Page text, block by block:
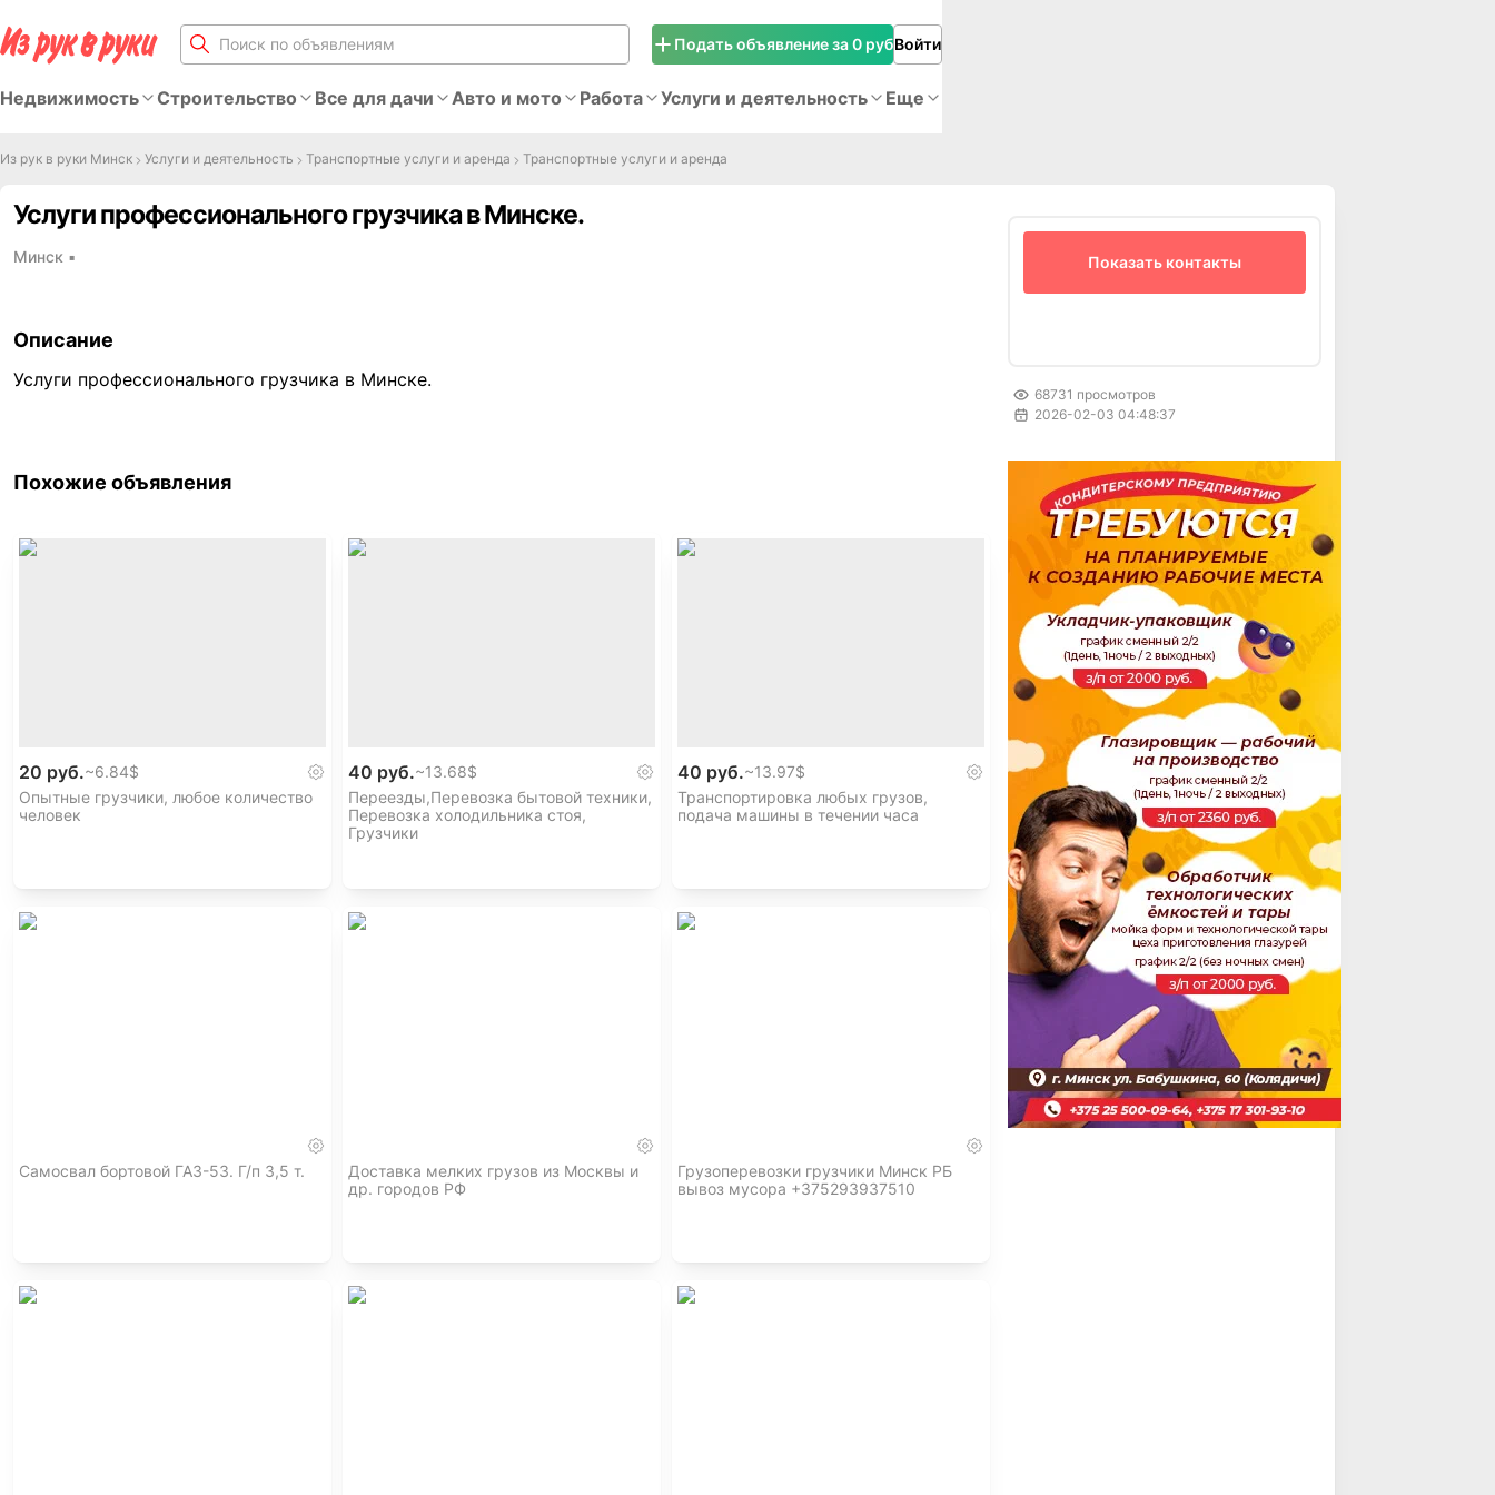
Подать объявление за 0 рубВойти
Недвижимость Строительство Все для дачи Авто и мото Работа Услуги и деятельность Еще
Из рук в руки Минск Услуги и деятельность Транспортные услуги и аренда Транспортные услуги и аренда
Услуги профессионального грузчика в Минске.
Минск ▪
Описание
Услуги профессионального грузчика в Минске.
Похожие объявления
20 руб.~6.84$
Опытные грузчики, любое количество
человек
40 руб.~13.68$
Переезды,Перевозка бытовой техники,
Перевозка холодильника стоя,
Грузчики
40 руб.~13.97$
Транспортировка любых грузов,
подача машины в течении часа
Самосвал бортовой ГАЗ-53. Г/п 3,5 т.
Доставка мелких грузов из Москвы и
др. городов РФ
Грузоперевозки грузчики Минск РБ
вывоз мусора +375293937510
Показать контакты
68731 просмотров
2026-02-03 04:48:37